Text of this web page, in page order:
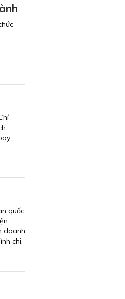
quốc
doanh
chi,